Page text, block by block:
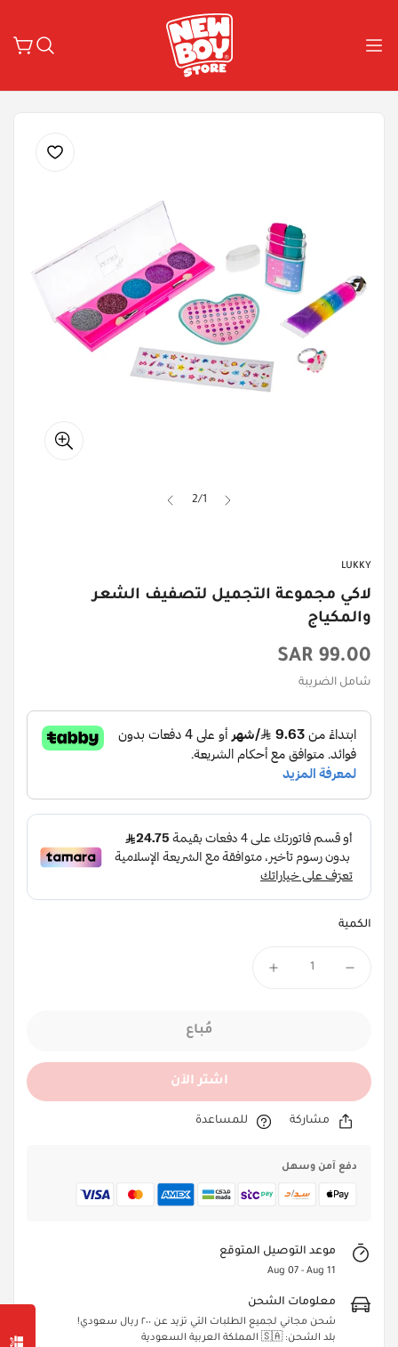
1
/
2
LUKKY
لاكي مجموعة التجميل لتصفيف الشعر
والمكياج
السعر
الأصلي
99.00 SAR
شامل الضريبة
الكمية
مُباع
اشتر الآن
مشاركة للمساعدة
دفع آمن وسهل
موعد التوصيل المتوقع
Aug 07 - Aug 11
معلومات الشحن
شحن مجاني لجميع الطلبات التي تزيد عن ٢٠٠ ريال سعودي!
بلد الشحن: 🇸🇦 المملكة العربية السعودية